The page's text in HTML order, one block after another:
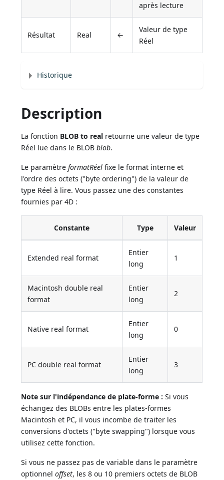
après lecture
Résultat Real ←
Valeur de type
Réel
Historique
Description
La fonction BLOB to real retourne une valeur de type
Réel lue dans le BLOBblob.
Le paramètreformatRéel fixe le format interne et
l'ordre des octets ("byte ordering") de la valeur de
type Réel à lire. Vous passez une des constantes
fournies par 4D :
Constante Type Valeur
Extended real format
Entier
long
1
Macintosh double real
format
Entier
long
2
Native real format
Entier
long
0
PC double real format
Entier
long
3
Note sur l'indépendance de plate-forme : Si vous
échangez des BLOBs entre les plates-formes
Macintosh et PC, il vous incombe de traiter les
conversions d'octets ("byte swapping") lorsque vous
utilisez cette fonction.
Si vous ne passez pas de variable dans le paramètre
optionneloffset, les 8 ou 10 premiers octets de BLOB